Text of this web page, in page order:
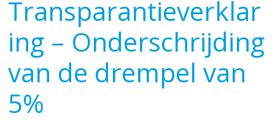
Transparantieverklar
ing – Onderschrijding
van de drempel van
5%